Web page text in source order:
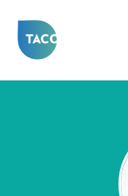
contenuto